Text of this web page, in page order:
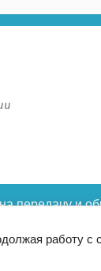
передачу и
и метаданные.
работу